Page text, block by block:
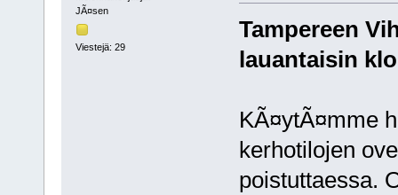
JÃ¤sen
Viestejä: 29
Tampereen
lauantaisin klo
KÃ¤ytÃ¤mme
kerhotilojen
poistuttaessa.